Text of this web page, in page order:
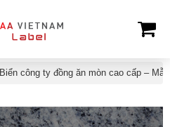
Biển công ty đồng ăn mòn cao cấp –